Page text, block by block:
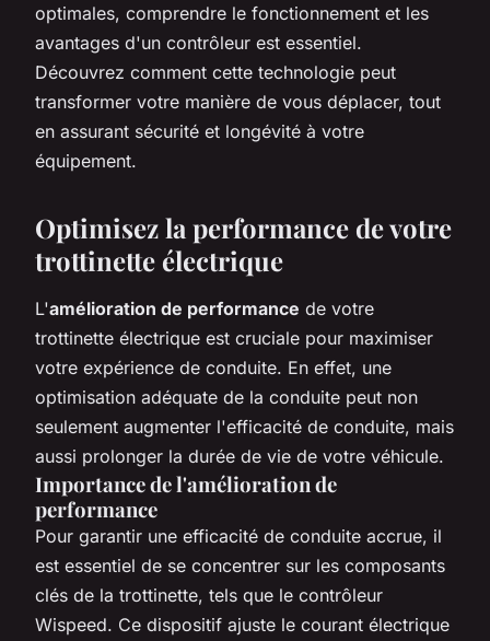
optimales, comprendre le fonctionnement et les
avantages d'un contrôleur est essentiel.
Découvrez comment cette technologie peut
transformer votre manière de vous déplacer, tout
en assurant sécurité et longévité à votre
équipement.
Optimisez la performance de votre
trottinette électrique
L'amélioration de performance de votre
trottinette électrique est cruciale pour maximiser
votre expérience de conduite. En effet, une
optimisation adéquate de la conduite peut non
seulement augmenter l'efficacité de conduite, mais
aussi prolonger la durée de vie de votre véhicule.
Importance de l'amélioration de
performance
Pour garantir une efficacité de conduite accrue, il
est essentiel de se concentrer sur les composants
clés de la trottinette, tels que le contrôleur
Wispeed. Ce dispositif ajuste le courant électrique